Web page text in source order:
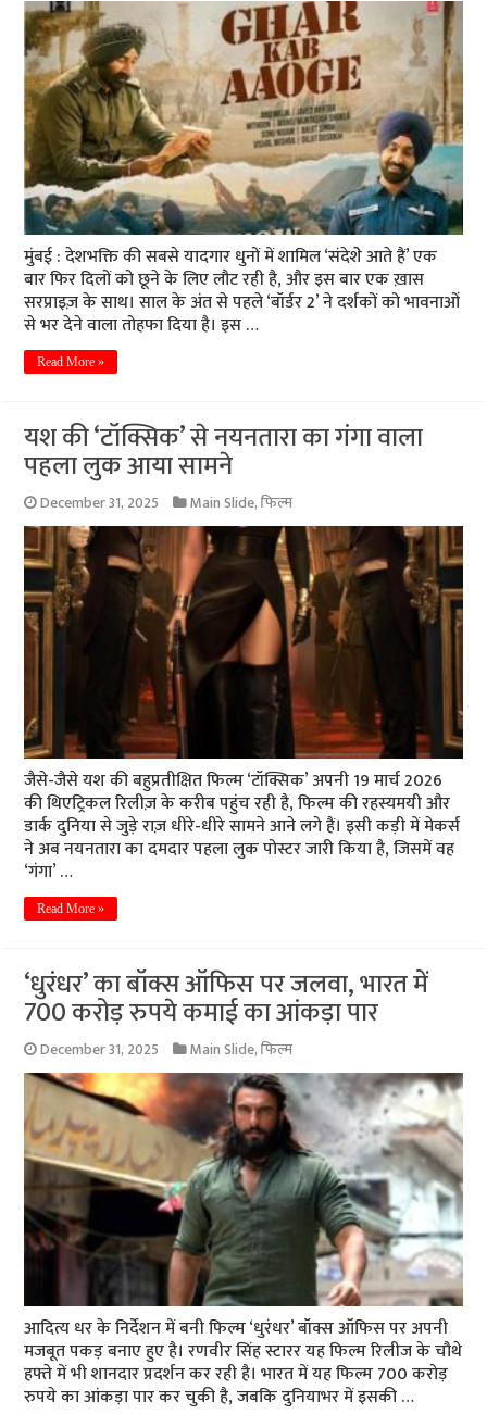
मुंबई : देशभक्ति की सबसे यादगार धुनों में शामिल ‘संदेशेे आते हैं’ एक
बार फिर दिलों को छूने के लिए लौट रही है, और इस बार एक ख़ास
सरप्राइज़ के साथ। साल के अंत से पहले ‘बॉर्डर 2’ ने दर्शकों को भावनाओं
से भर देने वाला तोहफा दिया है। इस …
Read More »
यश की ‘टॉक्सिक’ से नयनतारा का गंगा वाला
पहला लुक आया सामने
December 31, 2025 Main Slide,फिल्म
जैसे-जैसे यश की बहुप्रतीक्षित फिल्म ‘टॉक्सिक’ अपनी 19 मार्च 2026
की थिएट्रिकल रिलीज़ के करीब पहुंच रही है, फिल्म की रहस्यमयी और
डार्क दुनिया से जुड़े राज़ धीरे-धीरे सामने आने लगे हैं। इसी कड़ी में मेकर्स
ने अब नयनतारा का दमदार पहला लुक पोस्टर जारी किया है, जिसमें वह
‘गंगा’ …
Read More »
‘धुरंधर’ का बॉक्स ऑफिस पर जलवा, भारत में
700 करोड़ रुपये कमाई का आंकड़ा पार
December 31, 2025 Main Slide,फिल्म
आदित्य धर के निर्देशन में बनी फिल्म ‘धुरंधर’ बॉक्स ऑफिस पर अपनी
मजबूत पकड़ बनाए हुए है। रणवीर सिंह स्टारर यह फिल्म रिलीज के चौथे
हफ्ते में भी शानदार प्रदर्शन कर रही है। भारत में यह फिल्म 700 करोड़
रुपये का आंकड़ा पार कर चुकी है, जबकि दुनियाभर में इसकी …